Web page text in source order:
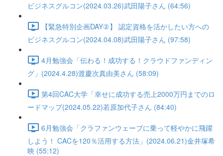
ビジネスグルコン(2024.03.26)武田陽子さん (64:56)
【緊急特別企画DAY②】 認定資格を活かしたい方への
ビジネスグルコン(2024.04.08)武田陽子さん (97:58)
4月勉強会「伝わる！成功する！クラウドファンディン
グ」(2024.4.28)渡慶次真由美さん (58:09)
第4回CAC大学「幸せに成功する売上2000万円までのロ
ードマップ(2024.05.22)若原加代子さん (84:40)
6月勉強会「クラファンウェーブに乗って軽やかに飛躍
しよう！ CACを120％活用する方法」(2024.06.21)金井塚希
映 (55:12)